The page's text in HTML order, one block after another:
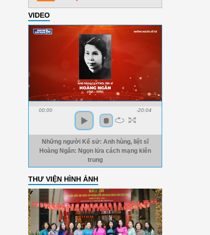
VIDEO
00:00 -20:04
Những người Kể sử: Anh hùng, liệt sĩ
Hoàng Ngân: Ngọn lửa cách mạng kiên
trung
THƯ VIỆN HÌNH ẢNH